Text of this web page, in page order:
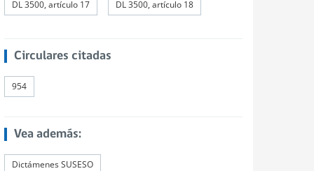
DL 3500, artículo 17 DL 3500, artículo 18
Circulares citadas
954
Vea además:
Dictámenes SUSESO